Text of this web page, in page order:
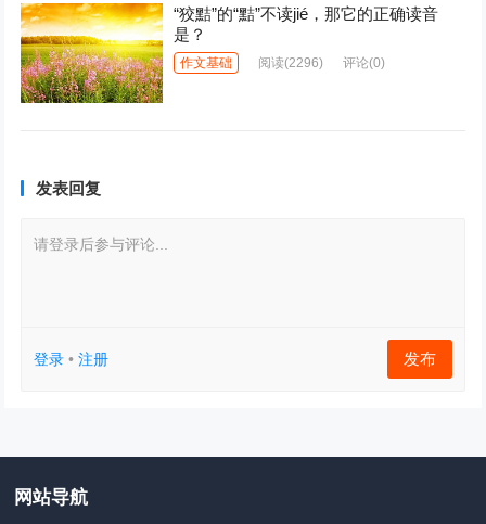
“狡黠”的“黠”不读jié，那它的正确读音
是？
作文基础 阅读(2296) 评论(0)
发表回复
请登录后参与评论...
登录 •注册 发布
网站导航